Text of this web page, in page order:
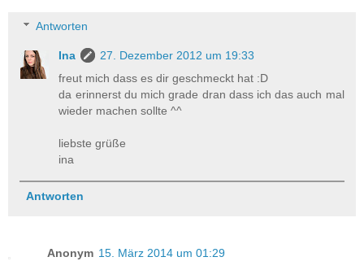
Antworten
Ina
27. Dezember 2012 um 19:33
freut mich dass es dir geschmeckt hat :D
da erinnerst du mich grade dran dass ich das auch mal
wieder machen sollte ^^
liebste grüße
ina
Antworten
Anonym 15. März 2014 um 01:29